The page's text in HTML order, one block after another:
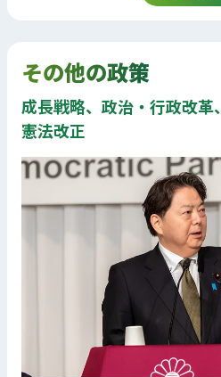
その他の政策
成長戦略、政治・行政改革、
憲法改正